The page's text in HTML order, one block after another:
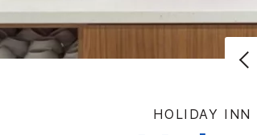
HOLIDAY INN